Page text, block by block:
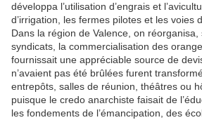
développa l’utilisation d’engrais et
d’irrigation, les fermes pilotes et les voies
Dans la région de Valence, on réorganisa,
syndicats, la commercialisation des
fournissait une appréciable source de
n’avaient pas été brûlées furent
entrepôts, salles de réunion, théâtres ou
puisque le credo anarchiste faisait de
les fondements de l’émancipation, des